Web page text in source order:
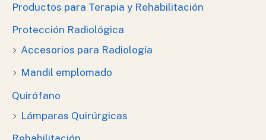
Productos para Terapia y Rehabilitación
Protección Radiológica
Accesorios para Radiología
Mandil emplomado
Quirófano
Lámparas Quirúrgicas